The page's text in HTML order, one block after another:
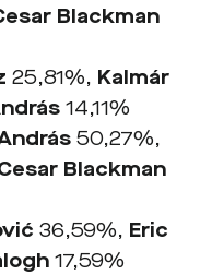
Blackman
25,81%, Kalmár
14,11%
50,27%,
Blackman
36,59%, Eric
17,59%